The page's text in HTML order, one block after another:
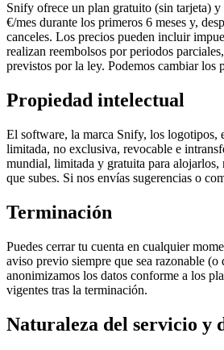
Snify ofrece un plan gratuito (sin tarjeta)
€/mes durante los primeros 6 meses y,
canceles. Los precios pueden incluir
realizan reembolsos por periodos
previstos por la ley. Podemos cambiar los
Propiedad intelectual
El software, la marca Snify, los logotipos,
limitada, no exclusiva, revocable e
mundial, limitada y gratuita para alojarlos,
que subes. Si nos envías sugerencias o
Terminación
Puedes cerrar tu cuenta en cualquier
aviso previo siempre que sea razonable
anonimizamos los datos conforme a los
vigentes tras la terminación.
Naturaleza del servicio y